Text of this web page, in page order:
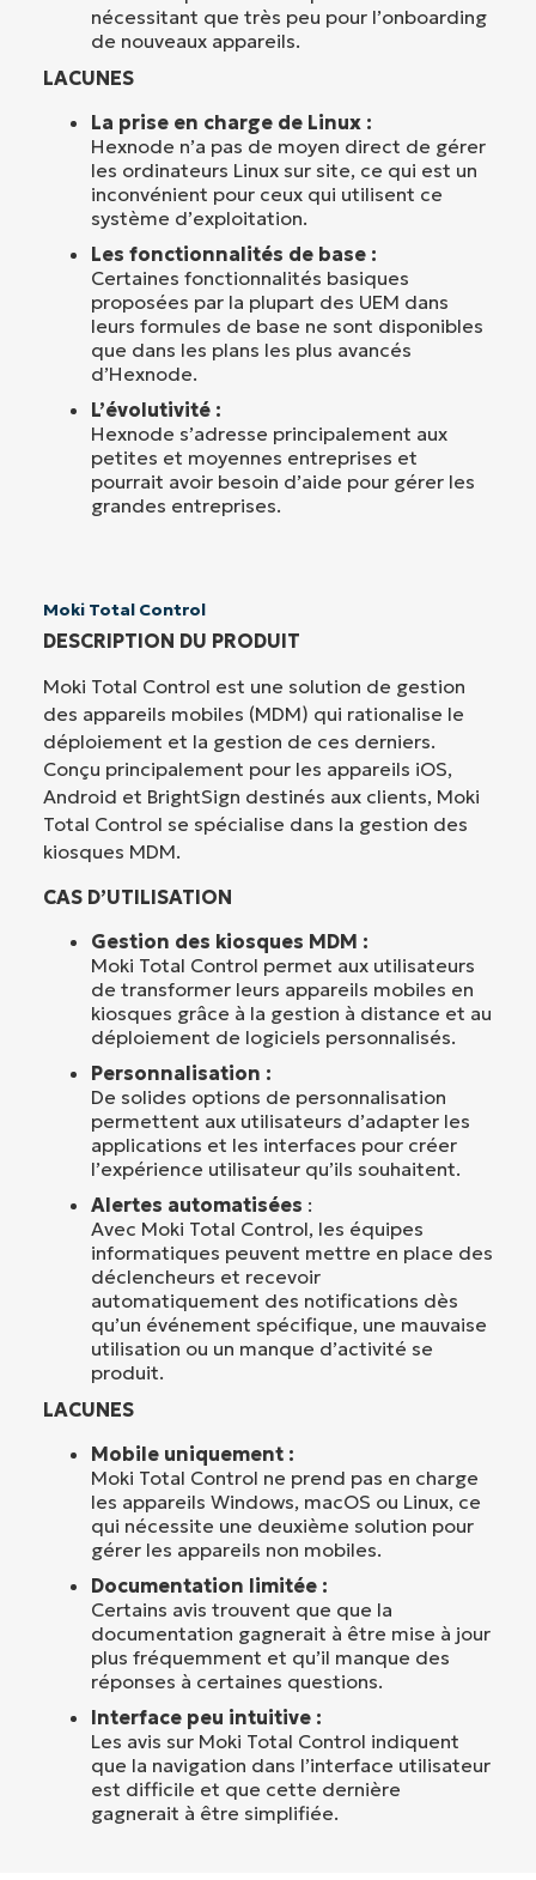
nécessitant que très peu pour l’onboarding
de nouveaux appareils.
LACUNES
La prise en charge de Linux :
Hexnode n’a pas de moyen direct de gérer
les ordinateurs Linux sur site, ce qui est un
inconvénient pour ceux qui utilisent ce
système d’exploitation.
Les fonctionnalités de base :
Certaines fonctionnalités basiques
proposées par la plupart des UEM dans
leurs formules de base ne sont disponibles
que dans les plans les plus avancés
d’Hexnode.
L’évolutivité :
Hexnode s’adresse principalement aux
petites et moyennes entreprises et
pourrait avoir besoin d’aide pour gérer les
grandes entreprises.
Moki Total Control
DESCRIPTION DU PRODUIT
Moki Total Control est une solution de gestion
des appareils mobiles (MDM) qui rationalise le
déploiement et la gestion de ces derniers.
Conçu principalement pour les appareils iOS,
Android et BrightSign destinés aux clients, Moki
Total Control se spécialise dans la gestion des
kiosques MDM.
CAS D’UTILISATION
Gestion des kiosques MDM :
Moki Total Control permet aux utilisateurs
de transformer leurs appareils mobiles en
kiosques grâce à la gestion à distance et au
déploiement de logiciels personnalisés.
Personnalisation :
De solides options de personnalisation
permettent aux utilisateurs d’adapter les
applications et les interfaces pour créer
l’expérience utilisateur qu’ils souhaitent.
Alertes automatisées :
Avec Moki Total Control, les équipes
informatiques peuvent mettre en place des
déclencheurs et recevoir
automatiquement des notifications dès
qu’un événement spécifique, une mauvaise
utilisation ou un manque d’activité se
produit.
LACUNES
Mobile uniquement :
Moki Total Control ne prend pas en charge
les appareils Windows, macOS ou Linux, ce
qui nécessite une deuxième solution pour
gérer les appareils non mobiles.
Documentation limitée :
Certains avis trouvent que que la
documentation gagnerait à être mise à jour
plus fréquemment et qu’il manque des
réponses à certaines questions.
Interface peu intuitive :
Les avis sur Moki Total Control indiquent
que la navigation dans l’interface utilisateur
est difficile et que cette dernière
gagnerait à être simplifiée.